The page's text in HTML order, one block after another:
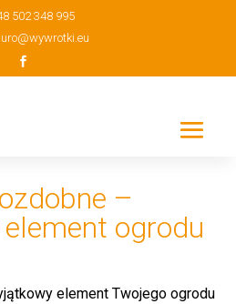
502 348 995
–
ogrodu
element Twojego ogrodu